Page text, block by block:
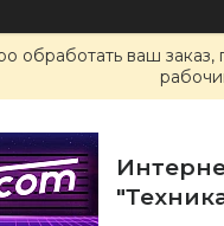
обработать ваш